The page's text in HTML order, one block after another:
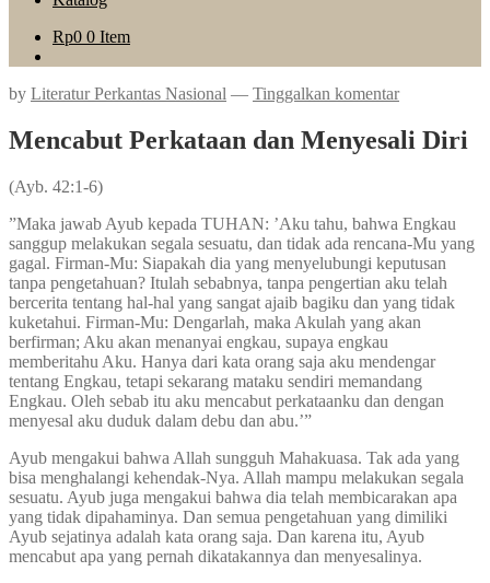
Rp0 0 Item
by Literatur Perkantas Nasional — Tinggalkan komentar
Mencabut Perkataan dan Menyesali Diri
(Ayb. 42:1-6)
”Maka jawab Ayub kepada TUHAN: ’Aku tahu, bahwa Engkau
sanggup melakukan segala sesuatu, dan tidak ada rencana-Mu yang
gagal. Firman-Mu: Siapakah dia yang menyelubungi keputusan
tanpa pengetahuan? Itulah sebabnya, tanpa pengertian aku telah
bercerita tentang hal-hal yang sangat ajaib bagiku dan yang tidak
kuketahui. Firman-Mu: Dengarlah, maka Akulah yang akan
berfirman; Aku akan menanyai engkau, supaya engkau
memberitahu Aku. Hanya dari kata orang saja aku mendengar
tentang Engkau, tetapi sekarang mataku sendiri memandang
Engkau. Oleh sebab itu aku mencabut perkataanku dan dengan
menyesal aku duduk dalam debu dan abu.’”
Ayub mengakui bahwa Allah sungguh Mahakuasa. Tak ada yang
bisa menghalangi kehendak-Nya. Allah mampu melakukan segala
sesuatu. Ayub juga mengakui bahwa dia telah membicarakan apa
yang tidak dipahaminya. Dan semua pengetahuan yang dimiliki
Ayub sejatinya adalah kata orang saja. Dan karena itu, Ayub
mencabut apa yang pernah dikatakannya dan menyesalinya.